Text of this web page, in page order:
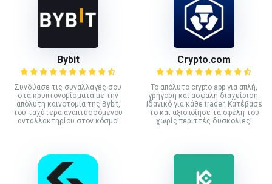
Bybit
Συνδύασε τις συναλλαγές σου
στα κρυπτονομίσματα με την
απόλυτη καινοτομία της Bybit,
του ταχύτερα αναπτυσσόμενου
ανταλλακτηρίου στον κόσμο!
Crypto.com
Το απόλυτο crypto app για απλή,
γρήγορη και ασφαλή διαχείριση.
Ιδανικό για κάθε trader. Κατέβασε
το και αξιοποίησε τα οφέλη του
χωρίς περιττές δυσκολίες!